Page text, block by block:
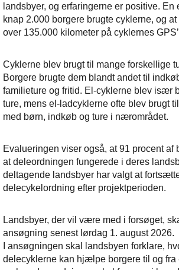
landsbyer, og erfaringerne er positive. En
knap 2.000 borgere brugte cyklerne, og
over 135.000 kilometer på cyklernes
Cyklerne blev brugt til mange forskellige
Borgere brugte dem blandt andet til
familieture og fritid. El-cyklerne blev især
ture, mens el-ladcyklerne ofte blev brugt
med børn, indkøb og ture i nærområdet.
Evalueringen viser også, at 91 procent af
at deleordningen fungerede i deres
deltagende landsbyer har valgt at
delecykelordning efter projektperioden.
Landsbyer, der vil være med i forsøget,
ansøgning senest lørdag 1. august 2026.
I ansøgningen skal landsbyen forklare,
delecyklerne kan hjælpe borgere til og fra